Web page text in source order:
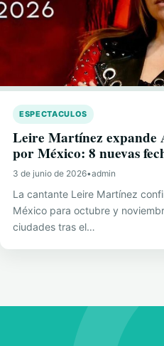
ESPECTACULOS
Leire Martínez expande
por México: 8 nuevas
3 de junio de 2026•admin
La cantante Leire Martínez
México para octubre y
ciudades tras el…